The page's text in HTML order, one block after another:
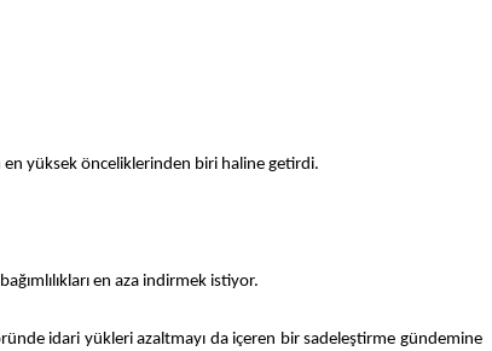
yüksek önceliklerinden biri haline getirdi.
en aza indirmek istiyor.
idari yükleri azaltmayı da içeren bir sadeleştirme gündemine